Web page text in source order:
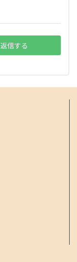
返信する